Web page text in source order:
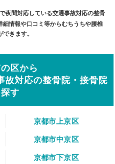
で夜間対応している交通事故対応の整骨
細情報や口コミ等からむちうちや腰椎
きます。
区から
故対応の整骨院・接骨院
す
京都市上京区
京都市中京区
京都市下京区